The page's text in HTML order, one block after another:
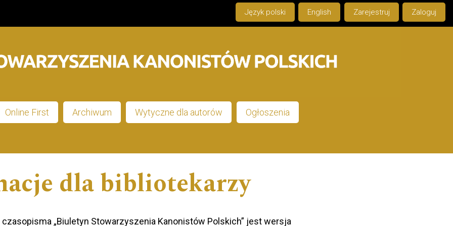
Język polski English Zarejestruj Zaloguj
Online First Archiwum Wytyczne dla autorów Ogłoszenia
dla bibliotekarzy
„Biuletyn Stowarzyszenia Kanonistów Polskich” jest wersja